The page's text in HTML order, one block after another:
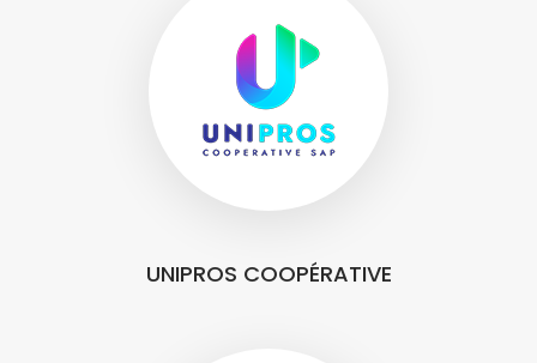
UNIPROS COOPÉRATIVE